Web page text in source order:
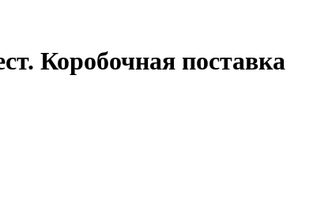
Коробочная поставка